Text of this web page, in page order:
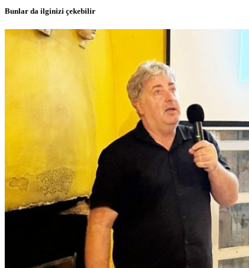
Bunlar da ilginizi çekebilir